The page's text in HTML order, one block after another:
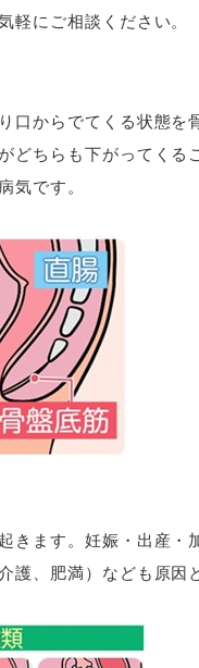
軽にご相談ください。
からでてくる状態を
どちらも下がってくる
気です。
きます。妊娠・出産・
護、肥満）なども原因